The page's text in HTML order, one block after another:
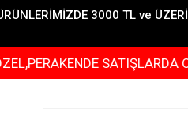
3000 TL ve
SATIŞLARDA OUTLET